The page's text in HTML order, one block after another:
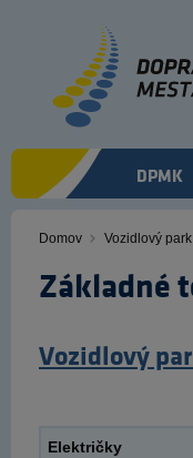
DPMK
Domov Vozidlový park
Základné
Vozidlový
Električky